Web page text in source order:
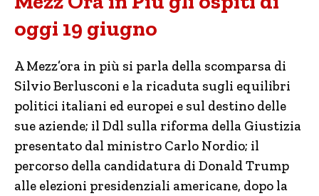
oggi 19 giugno
A Mezz’ora in più si parla della scomparsa di
Silvio Berlusconi e la ricaduta sugli equilibri
politici italiani ed europei e sul destino delle
sue aziende; il Ddl sulla riforma della Giustizia
presentato dal ministro Carlo Nordio; il
percorso della candidatura di Donald Trump
alle elezioni presidenziali americane, dopo la